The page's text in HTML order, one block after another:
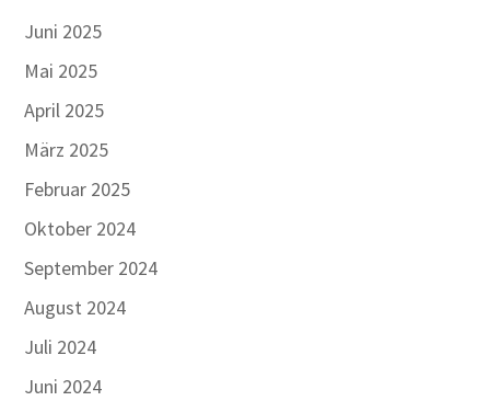
Juni 2025
Mai 2025
April 2025
März 2025
Februar 2025
Oktober 2024
September 2024
August 2024
Juli 2024
Juni 2024